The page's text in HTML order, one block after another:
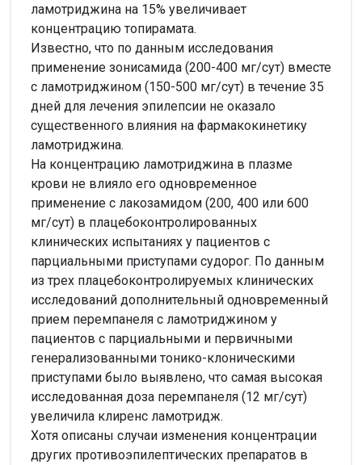
ламотриджина на 15% увеличивает
концентрацию топирамата.
Известно, что по данным исследования
применение зонисамида (200-400 мг/сут) вместе
с ламотриджином (150-500 мг/сут) в течение 35
дней для лечения эпилепсии не оказало
существенного влияния на фармакокинетику
ламотриджина.
На концентрацию ламотриджина в плазме
крови не влияло его одновременное
применение с лакозамидом (200, 400 или 600
мг/сут) в плацебоконтролированных
клинических испытаниях у пациентов с
парциальными приступами судорог. По данным
из трех плацебоконтролируемых клинических
исследований дополнительный одновременный
прием перемпанеля с ламотриджином у
пациентов с парциальными и первичными
генерализованными тонико-клоническими
приступами было выявлено, что самая высокая
исследованная доза перемпанеля (12 мг/сут)
увеличила клиренс ламотридж.
Хотя описаны случаи изменения концентрации
других противоэпилептических препаратов в